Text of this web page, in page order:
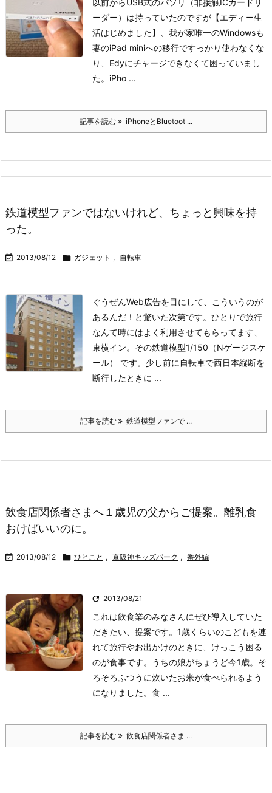
以前からUSB式のパソリ（非接触ICカードリ
ーダー）は持っていたのですが【エディー生
活はじめました】、我が家唯一のWindowsも
妻のiPad miniへの移行ですっかり使わなくな
り、Edyにチャージできなくて困っていまし
た。iPho ...
記事を読む iPhoneとBluetoot ...
鉄道模型ファンではないけれど、ちょっと興味を持
った。
 2013/08/12  ガジェット , 自転車
ぐうぜんWeb広告を目にして、こういうのが
あるんだ！と驚いた次第です。 ひとりで旅行
なんて時にはよく利用させてもらってます、
東横イン。その鉄道模型1/150（Nゲージスケ
ール） です。少し前に自転車で西日本縦断を
断行したときに ...
記事を読む 鉄道模型ファンで ...
飲食店関係者さまへ１歳児の父からご提案。離乳食
おけばいいのに。
 2013/08/12  ひとこと , 京阪神キッズパーク , 番外編
 2013/08/21
これは飲食業のみなさんにぜひ導入していた
だきたい、提案です。1歳くらいのこどもを連
れて旅行やお出かけのときに、けっこう困る
のが食事です。
うちの娘がちょうど今1歳。そ
ろそろふつうに炊いたお米が食べられるよう
になりました。食 ...
記事を読む 飲食店関係者さま ...